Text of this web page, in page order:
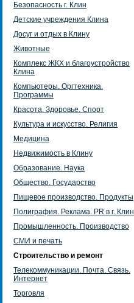
Безопасность г. Клин
Детские учреждения Клина
Досуг и отдых в Клину
Животные
Комплекс ЖКХ и благоустройство
Клина
Компьютеры. Оргтехника.
Программы
Красота. Здоровье. Спорт
Культура и искусство. Религия
Медицина
Недвижимость в Клину
Образование. Наука
Общество. Государство
Пищевое производство. Продукты
Полиграфия. Реклама. PR в г. Клин
Промышленность. Производство
СМИ и печать
Строительство и ремонт
Телекоммуникации. Почта. Связь.
Интернет
Торговля